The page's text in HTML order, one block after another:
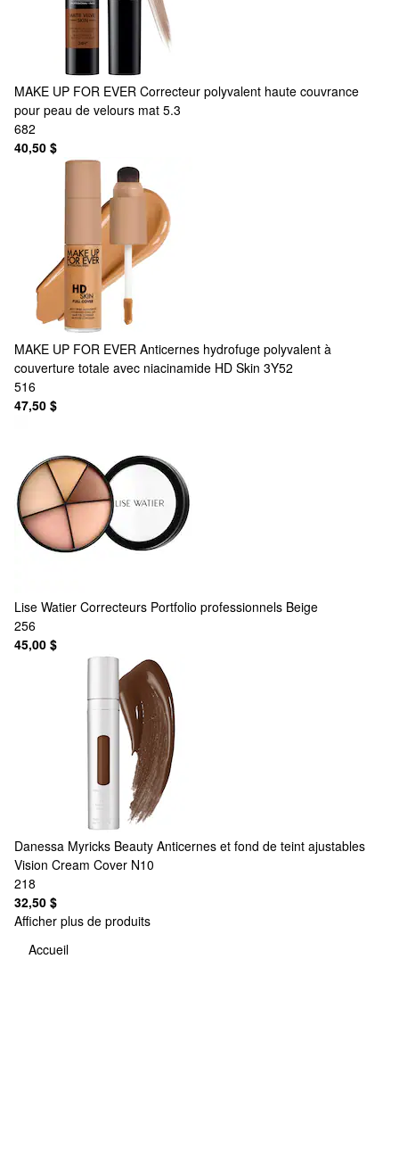
MAKE UP FOR EVER Correcteur polyvalent haute couvrance
pour peau de velours mat 5.3
682
40,50 $
MAKE UP FOR EVER Anticernes hydrofuge polyvalent à
couverture totale avec niacinamide HD Skin 3Y52
516
47,50 $
Lise Watier Correcteurs Portfolio professionnels Beige
256
45,00 $
Danessa Myricks Beauty Anticernes et fond de teint ajustables
Vision Cream Cover N10
218
32,50 $
Afficher plus de produits
Accueil